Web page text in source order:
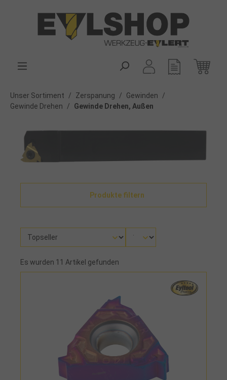
Unser Sortiment / Zerspanung / Gewinden
/
Gewinde Drehen
/ Gewinde Drehen, Außen
Produkte filtern
Es wurden 11 Artikel gefunden